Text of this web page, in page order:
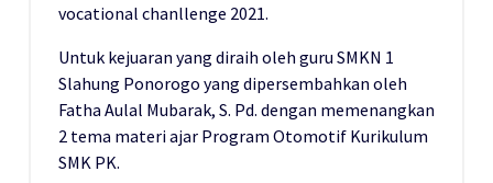
vocational chanllenge 2021.
Untuk kejuaran yang diraih oleh guru SMKN 1
Slahung Ponorogo yang dipersembahkan oleh
Fatha Aulal Mubarak, S. Pd. dengan memenangkan
2 tema materi ajar Program Otomotif Kurikulum
SMK PK.